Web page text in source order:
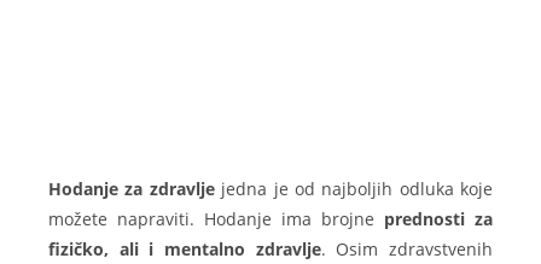
Hodanje za zdravljejedna je od najboljih odluka koje
možete napraviti. Hodanje ima brojne prednosti za
fizičko, ali i mentalno zdravlje. Osim zdravstvenih